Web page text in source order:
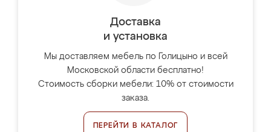
Доставка
и установка
Мы доставляем мебель по Голицыно и всей
Московской области бесплатно!
Стоимость сборки мебели: 10% от стоимости
заказа.
ПЕРЕЙТИ В КАТАЛОГ